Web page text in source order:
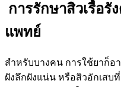
การรักษาสิวเรื้อรั
แพทย์
สำหรับบางคน การใช้ยาก็อ
ฝังลึกฝังแน่น หรือสิวอักเส